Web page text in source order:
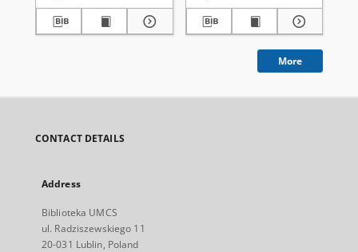
More
CONTACT DETAILS
Address
Biblioteka UMCS
ul. Radziszewskiego 11
20-031 Lublin, Poland